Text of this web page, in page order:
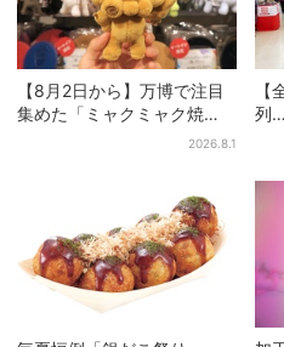
【8月2日から】万博で注目
集めた「ミャクミャク焼
き」初グッズ化！大阪・梅
2026.8.1
列